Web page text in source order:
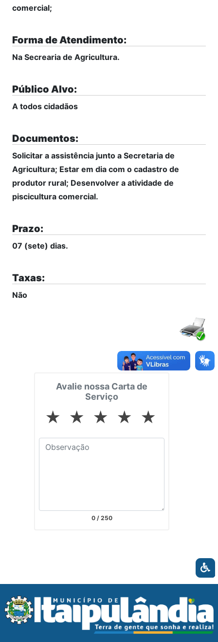
comercial;
Forma de Atendimento:
Na Secrearia de Agricultura.
Público Alvo:
A todos cidadãos
Documentos:
Solicitar a assistência junto a Secretaria de
Agricultura; Estar em dia com o cadastro de
produtor rural; Desenvolver a atividade de
piscicultura comercial.
Prazo:
07 (sete) dias.
Taxas:
Não
Avalie nossa Carta de
Serviço
★ ★ ★ ★ ★
0/ 250